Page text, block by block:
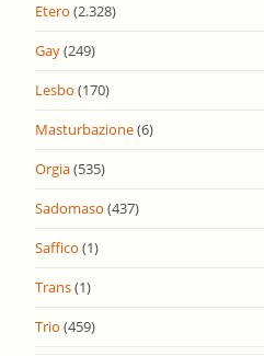
Etero (2.328)
Gay(249)
Lesbo (170)
Masturbazione(6)
Orgia(535)
Sadomaso (437)
Saffico (1)
Trans(1)
Trio (459)